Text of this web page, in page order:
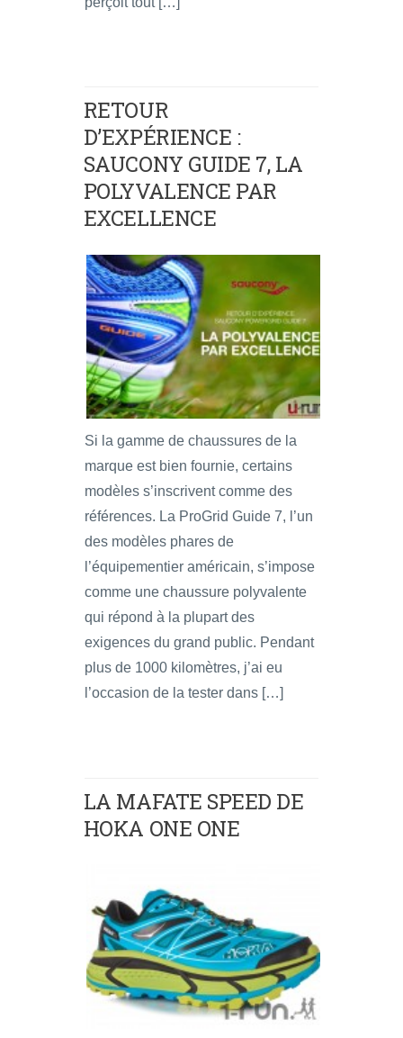
RETOUR
D’EXPÉRIENCE :
SAUCONY GUIDE 7, LA
POLYVALENCE PAR
EXCELLENCE
Si la gamme de chaussures de la
marque est bien fournie, certains
modèles s’inscrivent comme des
références. La ProGrid Guide 7, l’un
des modèles phares de
l’équipementier américain, s’impose
comme une chaussure polyvalente
qui répond à la plupart des
exigences du grand public. Pendant
plus de 1000 kilomètres, j’ai eu
l’occasion de la tester dans […]
LA MAFATE SPEED DE
HOKA ONE ONE